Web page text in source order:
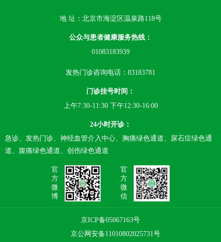
地 址：北京市海淀区温泉路118号
公众与患者健康服务热线：
01083183939
发热门诊咨询电话：83183781
门诊挂号时间：
上午7:30-11:30 下午12:30-16:00
24小时开诊：
急诊、发热门诊、神经血管介入中心、胸痛绿色通道、尿石症绿色通
道、腹痛绿色通道、创伤绿色通道
官
方
微
博
官
方
微
信
京ICP备05067163号
京公网安备11010802025731号